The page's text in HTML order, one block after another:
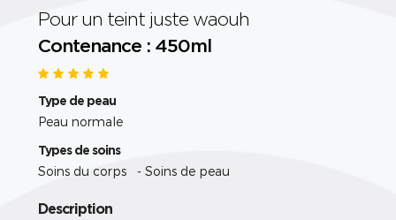
Pour un teint juste waouh
Contenance : 450ml
Type de peau
Peau normale
Types de soins
Soins du corps - Soins de peau
Description